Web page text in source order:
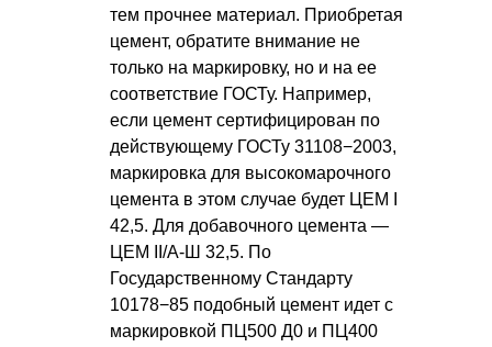
тем прочнее материал. Приобретая
цемент, обратите внимание не
только на маркировку, но и на ее
соответствие ГОСТу. Например,
если цемент сертифицирован по
действующему ГОСТу 31108−2003,
маркировка для высокомарочного
цемента в этом случае будет ЦЕМ I
42,5. Для добавочного цемента —
ЦЕМ II/A-Ш 32,5. По
Государственному Стандарту
10178−85 подобный цемент идет с
маркировкой ПЦ500 Д0 и ПЦ400